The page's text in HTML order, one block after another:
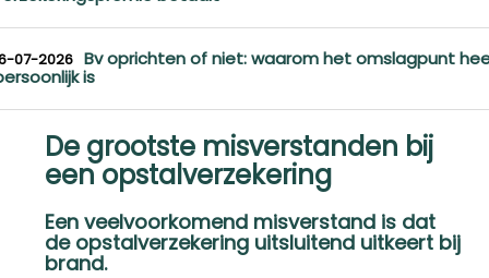
07-2026 Bv oprichten of niet: waarom het omslagpunt
is
De grootste misverstanden bij
een opstalverzekering
Een veelvoorkomend misverstand is dat
de opstalverzekering uitsluitend uitkeert bij
brand.